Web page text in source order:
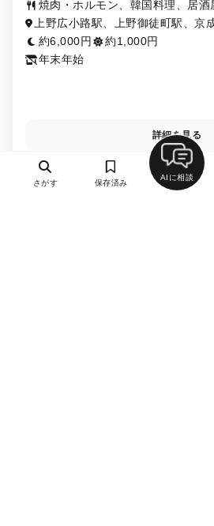
焼肉・ホルモン、韓国料理、居酒
上野広小路駅、上野御徒町駅、京
徒町駅、仲御徒町駅、上野駅、末
約6,000円
約1,000円
年末年始
詳細を見る
さがす 保存済み
AIに相談